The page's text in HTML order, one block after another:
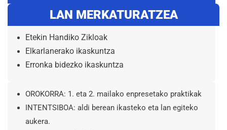
LAN MERKATURATZEA
Etekin Handiko Zikloak
Elkarlanerako ikaskuntza
Erronka bidezko ikaskuntza
OROKORRA: 1. eta 2. mailako enpresetako praktikak
INTENTSIBOA: aldi berean ikasteko eta lan egiteko
aukera.